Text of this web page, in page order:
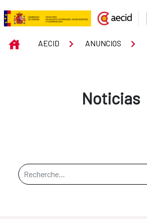
Saut au contenu principal
Actualités
INICIOAECID ANUNCIOS
Noticias
Barre de recherche